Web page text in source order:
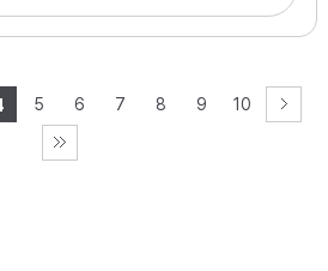
5 6 7 8 9 10